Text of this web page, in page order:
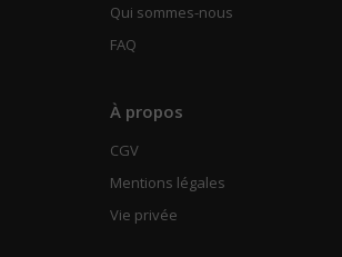
Qui sommes-nous
FAQ
À propos
CGV
Mentions légales
Vie privée